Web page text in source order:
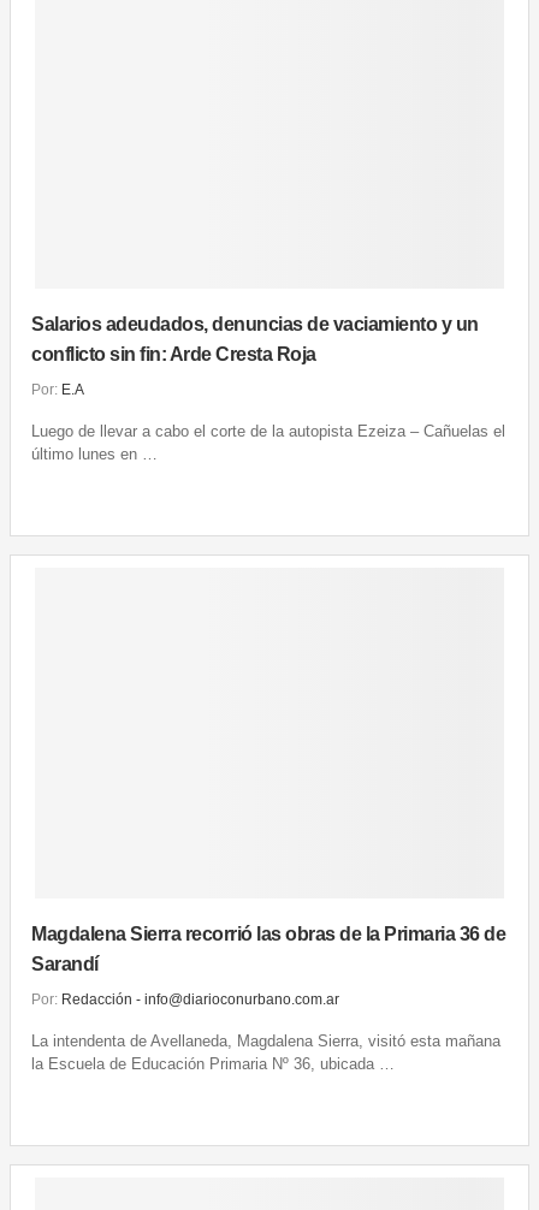
Salarios adeudados, denuncias de vaciamiento y un
conflicto sin fin: Arde Cresta Roja
Por: E.A
Luego de llevar a cabo el corte de la autopista Ezeiza – Cañuelas el
último lunes en …
Magdalena Sierra recorrió las obras de la Primaria 36 de
Sarandí
Por: Redacción - info@diarioconurbano.com.ar
La intendenta de Avellaneda, Magdalena Sierra, visitó esta mañana
la Escuela de Educación Primaria Nº 36, ubicada …